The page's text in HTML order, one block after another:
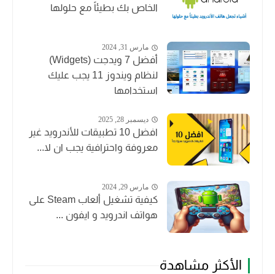
الخاص بك بطيئاً مع حلولها
مارس 31, 2024
أفضل 7 ويدجت (Widgets)
لنظام ويندوز 11 يجب عليك
استخدامها
ديسمبر 28, 2025
افضل 10 تطبيقات للأندرويد غير
معروفة واحترافية يجب ان لا...
مارس 29, 2024
كيفية تشغيل ألعاب Steam على
هواتف اندرويد و ايفون ...
الأكثر مشاهدة